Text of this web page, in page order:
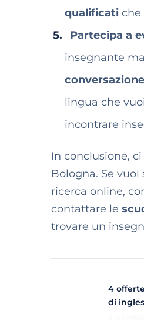
qualificati che
Partecipa a
insegnante
lingua che
incontrare
In conclusione,
Bologna. Se vuoi
ricerca online,
contattare le
trovare un
4
di